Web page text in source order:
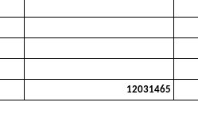
12031465